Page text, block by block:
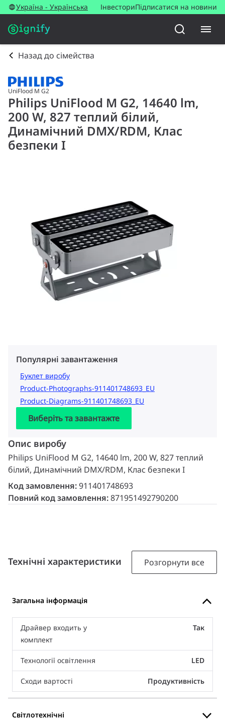
Україна - Українська ІнвесториПідписатися на новини
Назад до сімейства
UniFlood M G2
Philips UniFlood M G2, 14640 lm,
200 W, 827 теплий білий,
Динамічний DMX/RDM, Клас
безпеки I
Популярні завантаження
Буклет виробу
Product-Photographs-911401748693_EU
Product-Diagrams-911401748693_EU
Виберіть та завантажте
Опис виробу
Philips UniFlood M G2, 14640 lm, 200 W, 827 теплий
білий, Динамічний DMX/RDM, Клас безпеки I
Код замовлення:911401748693
Повний код замовлення:871951492790200
Технічні характеристики Розгорнути все
Загальна інформація
Драйвер входить у
комплект
Так
Технології освітлення LED
Сходи вартості Продуктивність
Світлотехнічні